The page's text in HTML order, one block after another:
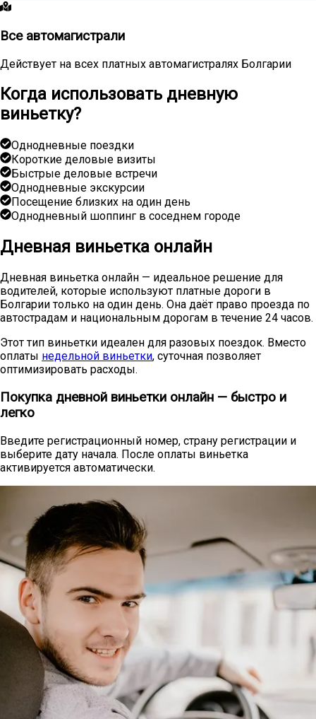
Все автомагистрали
Действует на всех платных автомагистралях Болгарии
Когда использовать дневную
виньетку?
Однодневные поездки
Короткие деловые визиты
Быстрые деловые встречи
Однодневные экскурсии
Посещение близких на один день
Однодневный шоппинг в соседнем городе
Дневная виньетка онлайн
Дневная виньетка онлайн — идеальное решение для
водителей, которые используют платные дороги в
Болгарии только на один день. Она даёт право проезда по
автострадам и национальным дорогам в течение 24 часов.
Этот тип виньетки идеален для разовых поездок. Вместо
оплаты недельной виньетки, суточная позволяет
оптимизировать расходы.
Покупка дневной виньетки онлайн — быстро и
легко
Введите регистрационный номер, страну регистрации и
выберите дату начала. После оплаты виньетка
активируется автоматически.